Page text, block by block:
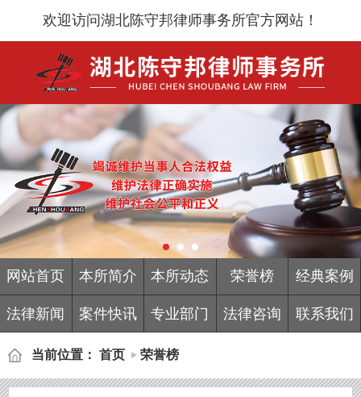
欢迎访问湖北陈守邦律师事务所官方网站！
网站首页 本所简介 本所动态 荣誉榜 经典案例
法律新闻 案件快讯 专业部门 法律咨询 联系我们
当前位置：首页 荣誉榜